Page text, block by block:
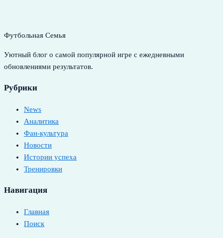
Футбольная Семья
Уютный блог о самой популярной игре с ежедневными
обновлениями результатов.
Рубрики
News
Аналитика
Фан-культура
Новости
Истории успеха
Тренировки
Навигация
Главная
Поиск